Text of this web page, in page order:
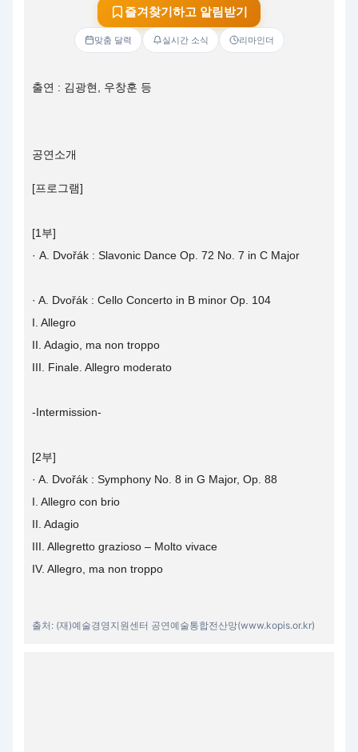
즐겨찾기하고 알림받기
맞춤 달력 실시간 소식 리마인더
출연 : 김광현, 우창훈 등
공연소개
[프로그램]
[1부]
· A. Dvořák : Slavonic Dance Op. 72 No. 7 in C Major
· A. Dvořák : Cello Concerto in B minor Op. 104
I. Allegro
II. Adagio, ma non troppo
III. Finale. Allegro moderato
-Intermission-
[2부]
· A. Dvořák : Symphony No. 8 in G Major, Op. 88
I. Allegro con brio
II. Adagio
III. Allegretto grazioso – Molto vivace
IV. Allegro, ma non troppo
출처: (재)예술경영지원센터 공연예술통합전산망(www.kopis.or.kr)